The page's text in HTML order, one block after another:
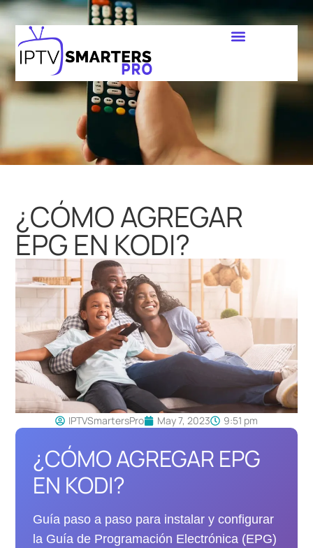
¿CÓMO AGREGAR
EPG EN KODI?
IPTVSmartersPro May 7, 2023 9:51 pm
¿CÓMO AGREGAR EPG
EN KODI?
Guía paso a paso para instalar y configurar
la Guía de Programación Electrónica (EPG)